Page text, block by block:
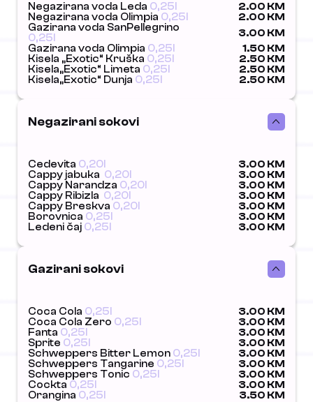
Negazirana voda Leda 0,25l
2.00 KM
Negazirana voda Olimpia 0,25l
2.00 KM
Gazirana voda SanPellegrino
0,25l
3.00 KM
Gazirana voda Olimpia 0,25l
1.50 KM
Kisela „Exotic“ Kruška 0,25l
2.50 KM
Kisela„Exotic“ Limeta 0,25l
2.50 KM
Kisela„Exotic“ Dunja 0,25l 2.50 KM
Negazirani sokovi
Cedevita 0,20l
3.00 KM
Cappy jabuka 0,20l
3.00 KM
Cappy Narandza 0,20l
3.00 KM
Cappy Ribizla 0,20l
3.00 KM
Cappy Breskva 0,20l
3.00 KM
Borovnica 0,25l
3.00 KM
Ledeni čaj 0,25l 3.00 KM
Gazirani sokovi
Coca Cola 0,25l
3.00 KM
Coca Cola Zero 0,25l
3.00 KM
Fanta 0,25l
3.00 KM
Sprite 0,25l
3.00 KM
Schweppers Bitter Lemon 0,25l
3.00 KM
Schweppers Tangarine 0,25l
3.00 KM
Schweppers Tonic 0,25l
3.00 KM
Cockta 0,25l
3.00 KM
Orangina 0,25l 3.50 KM